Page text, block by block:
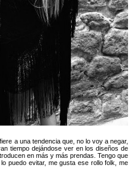
a una tendencia que, no lo voy a negar,
tiempo dejándose ver en los diseños de
en más y más prendas. Tengo que
puedo evitar, me gusta ese rollo folk, me